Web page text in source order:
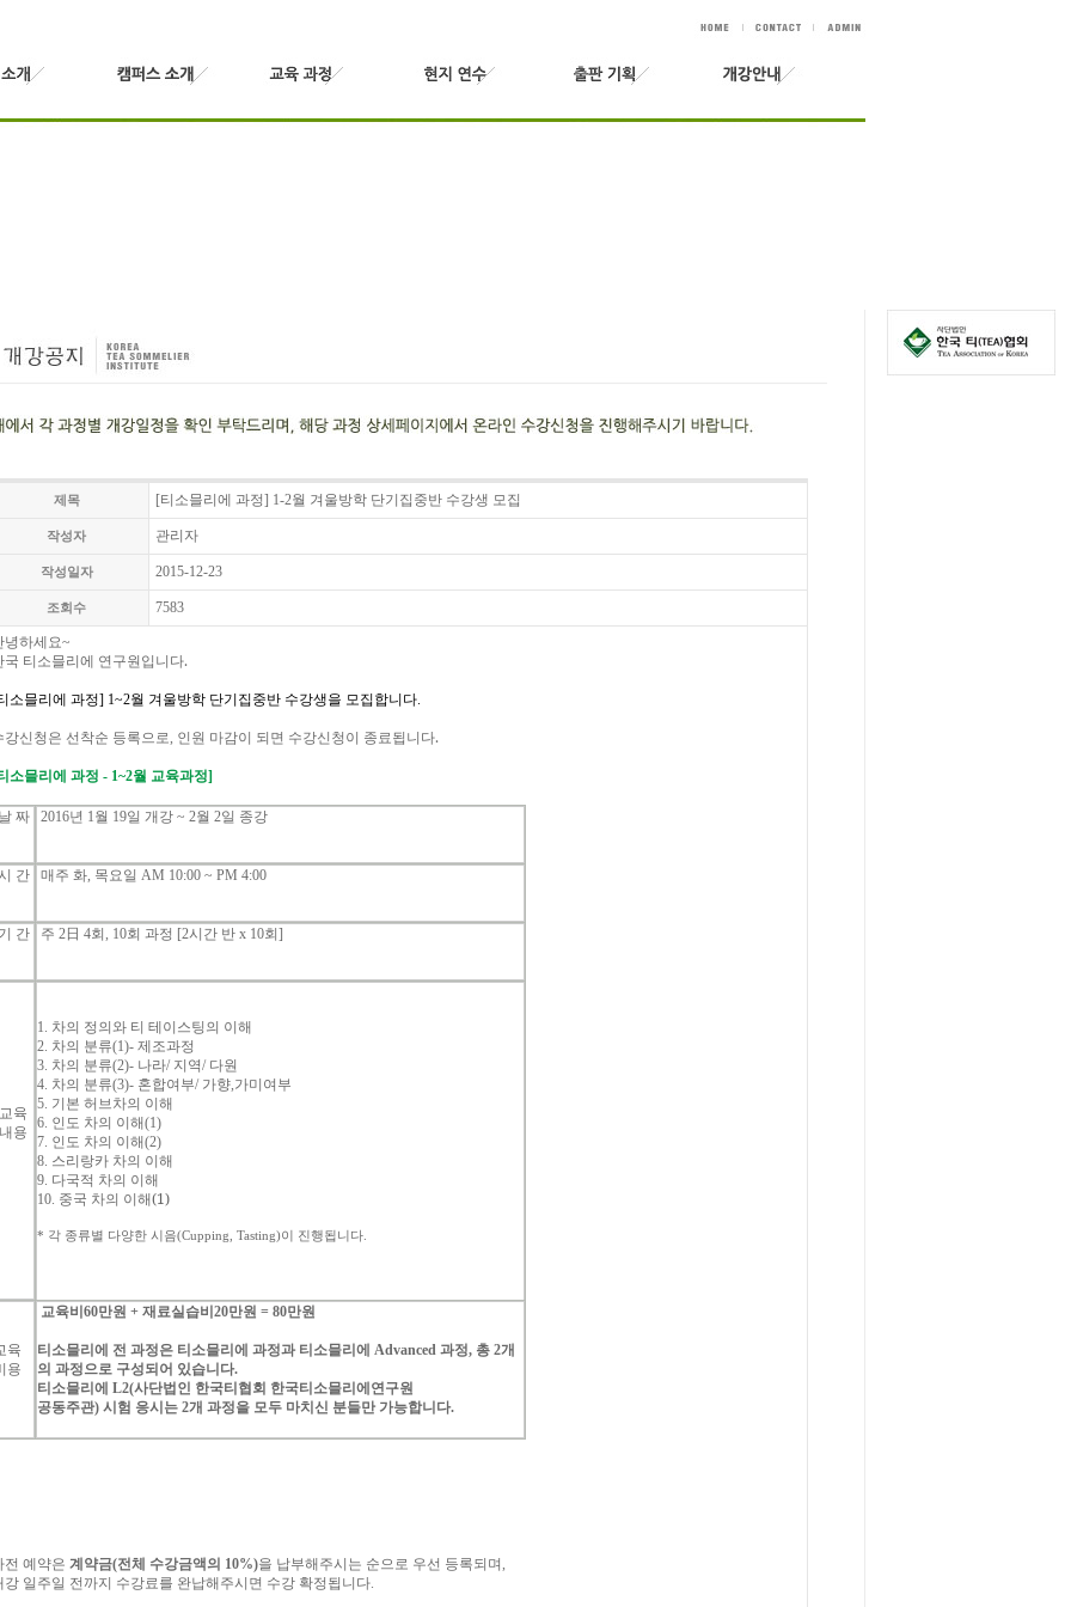
제목 [티소믈리에 과정] 1-2월 겨울방학 단기집중반 수강생 모집
작성자 관리자
작성일자 2015-12-23
조회수 7583
녕하세요~
국 티소믈리에 연구원입니다.
소믈리에 과정] 1~2월 겨울방학 단기집중반 수강생을 모집합니다.
강신청은 선착순 등록으로, 인원 마감이 되면 수강신청이 종료됩니다.
소믈리에 과정 - 1~2월 교육과정]
짜 2016년 1월 19일 개강 ~ 2월 2일 종강
간 매주 화, 목요일 AM 10:00 ~ PM 4:00
간 주 2日 4회, 10회 과정 [2시간 반 x 10회]
교육
내용
1. 차의 정의와 티 테이스팅의 이해
2. 차의 분류(1)-제조과정
3. 차의 분류(2)- 나라/ 지역/ 다원
4. 차의 분류(3)- 혼합여부/ 가향,가미여부
5. 기본 허브차의 이해
6. 인도 차의 이해(1)
7. 인도 차의 이해(2)
8. 스리랑카 차의 이해
9. 다국적 차의 이해
10. 중국 차의 이해(1)
* 각 종류별 다양한 시음(Cupping, Tasting)이 진행됩니다.
육
용
교육비60만원 +재료실습비20만원 = 80만원
티소믈리에 전 과정은 티소믈리에 과정과 티소믈리에 Advanced과정, 총 2개
의 과정으로 구성되어 있습니다.
티소믈리에 L2(사단법인 한국티협회 한국티소믈리에연구원
공동주관)시험 응시는 2개 과정을 모두 마치신 분들만 가능합니다.
전 예약은 계약금(전체 수강금액의 10%)을 납부해주시는 순으로 우선 등록되며,
강 일주일 전까지 수강료를 완납해주시면 수강 확정됩니다.